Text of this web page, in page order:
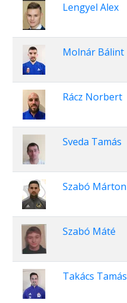
Lengyel Alex
Molnár Bálint
Rácz Norbert
Sveda Tamás
Szabó Márton
Szabó Máté
Takács Tamás